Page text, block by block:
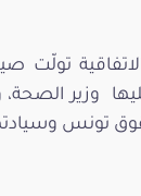
تولّت
وزير الصحة،
تونس